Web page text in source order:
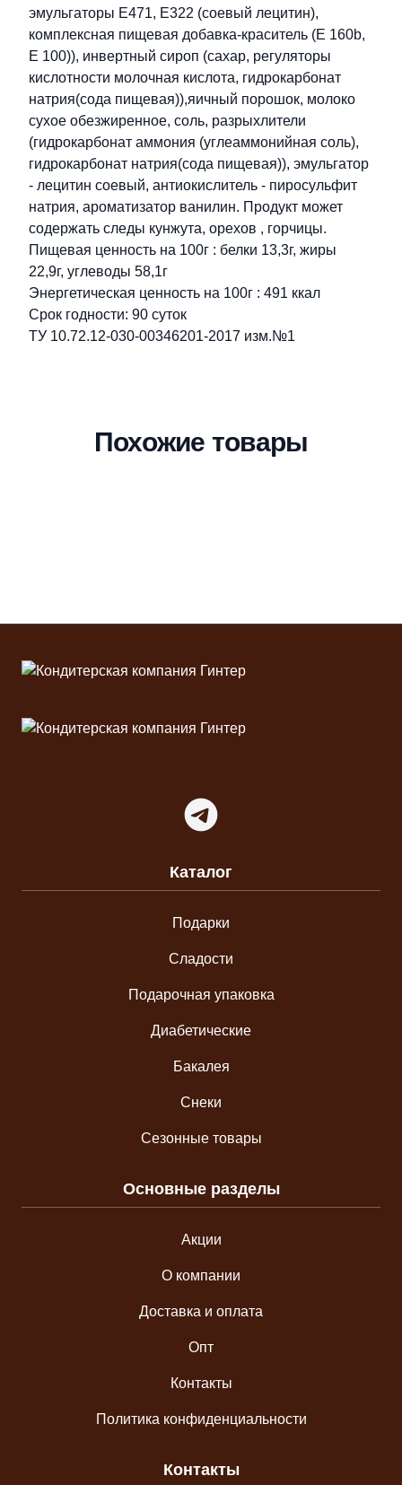
эмульгаторы Е471, Е322 (соевый лецитин),
комплексная пищевая добавка-краситель (Е 160b,
Е 100)), инвертный сироп (сахар, регуляторы
кислотности молочная кислота, гидрокарбонат
натрия(сода пищевая)),яичный порошок, молоко
сухое обезжиренное, соль, разрыхлители
(гидрокарбонат аммония (углеаммонийная соль),
гидрокарбонат натрия(сода пищевая)), эмульгатор
- лецитин соевый, антиокислитель - пиросульфит
натрия, ароматизатор ванилин. Продукт может
содержать следы кунжута, орехов , горчицы.
Пищевая ценность на 100г : белки 13,3г, жиры
22,9г, углеводы 58,1г
Энергетическая ценность на 100г : 491 ккал
Срок годности: 90 суток
ТУ 10.72.12-030-00346201-2017 изм.№1
Похожие товары
Telegram
Каталог
Подарки
Сладости
Подарочная упаковка
Диабетические
Бакалея
Снеки
Сезонные товары
Основные разделы
Акции
О компании
Доставка и оплата
Опт
Контакты
Политика конфиденциальности
Контакты